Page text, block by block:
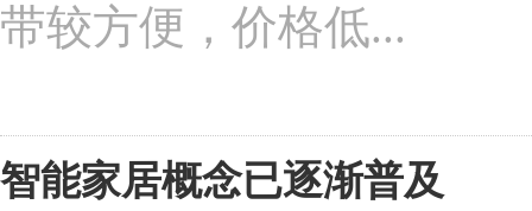
带较方便，价格低...
智能家居概念已逐渐普及